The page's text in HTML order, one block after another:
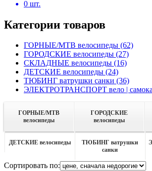
0 шт.
Категории товаров
ГОРНЫЕ/MTB велосипеды (62)
ГОРОДСКИЕ велосипеды (27)
СКЛАДНЫЕ велосипеды (16)
ДЕТСКИЕ велосипеды (24)
ТЮБИНГ ватрушки санки (36)
ЭЛЕКТРОТРАНСПОРТ вело |
ГОРНЫЕ/MTB
велосипеды
ГОРОДСКИЕ
велосипеды
ДЕТСКИЕ велосипеды
ТЮБИНГ ватрушки
санки
Сортировать по: